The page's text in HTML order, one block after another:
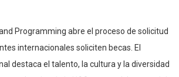
Programming abre el proceso de solicitud
internacionales soliciten becas. El
destaca el talento, la cultura y la diversidad